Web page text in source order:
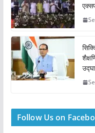
Follow Us on